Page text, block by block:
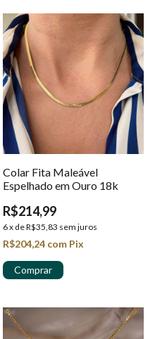
Colar Fita Maleável
Espelhado em Ouro 18k
R$214,99
6x deR$35,83 sem juros
R$204,24 com Pix